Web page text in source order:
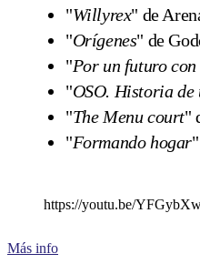
"Willyrex" de
"Orígenes" de
"Por un futuro con
"OSO. Historia de
"The Menu court"
"Formando hogar
https://youtu.be/
Más info